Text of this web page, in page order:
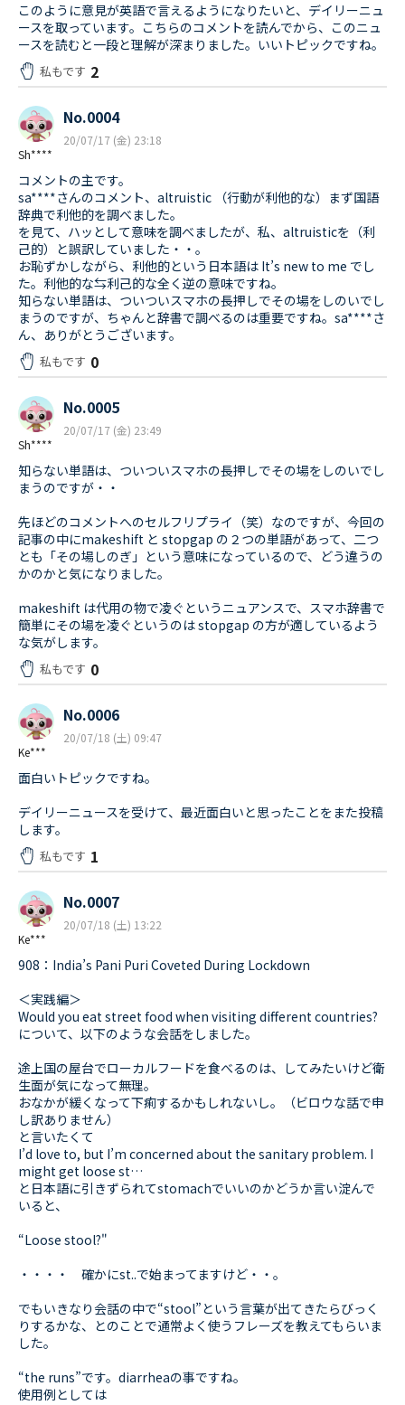
このように意見が英語で言えるようになりたいと、デイリーニュ
ースを取っています。こちらのコメントを読んでから、このニュ
ースを読むと一段と理解が深まりました。いいトピックですね。
私もです 2
Sh****
No.0004
20/07/17 (金) 23:18
コメントの主です。
sa****さんのコメント、altruistic （行動が利他的な）まず国語
辞典で利他的を調べました。
を見て、ハッとして意味を調べましたが、私、altruisticを（利
己的）と誤訳していました・・。
お恥ずかしながら、利他的という日本語は It’s new to me でし
た。利他的な⇆利己的な全く逆の意味ですね。
知らない単語は、ついついスマホの長押しでその場をしのいでし
まうのですが、ちゃんと辞書で調べるのは重要ですね。sa****さ
ん、ありがとうございます。
私もです 0
Sh****
No.0005
20/07/17 (金) 23:49
知らない単語は、ついついスマホの長押しでその場をしのいでし
まうのですが・・
先ほどのコメントへのセルフリプライ（笑）なのですが、今回の
記事の中にmakeshift と stopgap の２つの単語があって、二つ
とも「その場しのぎ」という意味になっているので、どう違うの
かのかと気になりました。
makeshift は代用の物で凌ぐというニュアンスで、スマホ辞書で
簡単にその場を凌ぐというのは stopgap の方が適しているよう
な気がします。
私もです 0
Ke***
No.0006
20/07/18 (土) 09:47
面白いトピックですね。
デイリーニュースを受けて、最近面白いと思ったことをまた投稿
します。
私もです 1
Ke***
No.0007
20/07/18 (土) 13:22
908：India’s Pani Puri Coveted During Lockdown
＜実践編＞
Would you eat street food when visiting different countries?
について、以下のような会話をしました。
途上国の屋台でローカルフードを食べるのは、してみたいけど衛
生面が気になって無理。
おなかが緩くなって下痢するかもしれないし。（ビロウな話で申
し訳ありません）
と言いたくて
I’d love to, but I’m concerned about the sanitary problem. I
might get loose st…
と日本語に引きずられてstomachでいいのかどうか言い淀んで
いると、
“Loose stool?"
・・・・ 確かにst..で始まってますけど・・。
でもいきなり会話の中で“stool”という言葉が出てきたらびっく
りするかな、とのことで通常よく使うフレーズを教えてもらいま
した。
“the runs”です。diarrheaの事ですね。
使用例としては